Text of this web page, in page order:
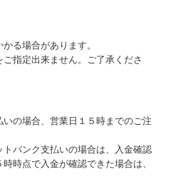
る場合があります。
指定出来ません。ご了承くださ
の場合、営業日１５時までのご注
バンク支払いの場合は、入金確認
時点で入金が確認できた場合は、